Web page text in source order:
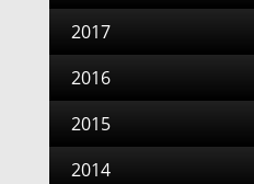
2017
2016
2015
2014